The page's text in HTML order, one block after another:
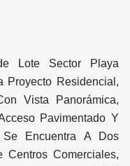
Lote Sector Playa
Proyecto Residencial,
Vista Panorámica,
Pavimentado Y
Encuentra A Dos
Comerciales,